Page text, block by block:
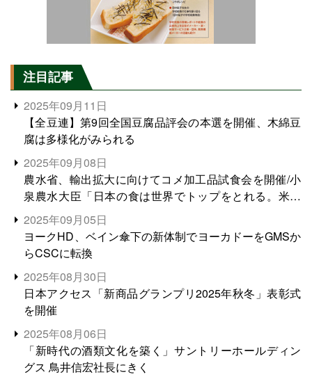
注目記事
2025年09月11日
【全豆連】第9回全国豆腐品評会の本選を開催、木綿豆
腐は多様化がみられる
2025年09月08日
農水省、輸出拡大に向けてコメ加工品試食会を開催/小
泉農水大臣「日本の食は世界でトップをとれる。米増
産に向けて、米輸出需要の拡大を」
2025年09月05日
ヨークHD、ベイン傘下の新体制でヨーカドーをGMSか
らCSCに転換
2025年08月30日
日本アクセス「新商品グランプリ2025年秋冬」表彰式
を開催
2025年08月06日
「新時代の酒類文化を築く」サントリーホールディン
グス 鳥井信宏社長にきく